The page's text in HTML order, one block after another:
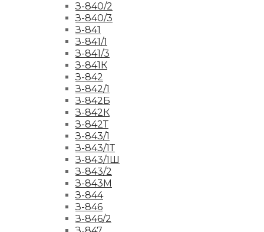
З-840/2
З-840/3
З-841
З-841/1
З-841/3
З-841К
З-842
З-842/1
З-842Б
З-842К
З-842Т
З-843/1
З-843/1Т
З-843/1Ш
З-843/2
З-843М
З-844
З-846
З-846/2